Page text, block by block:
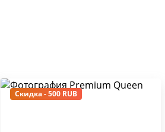
Скидка - 500 RUB